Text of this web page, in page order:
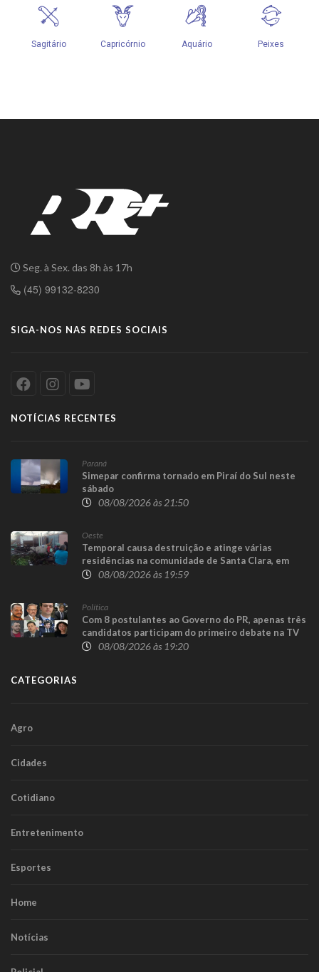
Seg. à Sex. das 8h às 17h
(45) 99132-8230
SIGA-NOS NAS REDES SOCIAIS
NOTÍCIAS RECENTES
Paraná
Simepar confirma tornado em Piraí do Sul neste
sábado
08/08/2026 às 21:50
Oeste
Temporal causa destruição e atinge várias
residências na comunidade de Santa Clara, em
Candói08/08/2026 às 19:59
Política
Com 8 postulantes ao Governo do PR, apenas três
candidatos participam do primeiro debate na TV
08/08/2026 às 19:20
CATEGORIAS
Agro
Cidades
Cotidiano
Entretenimento
Esportes
Home
Notícias